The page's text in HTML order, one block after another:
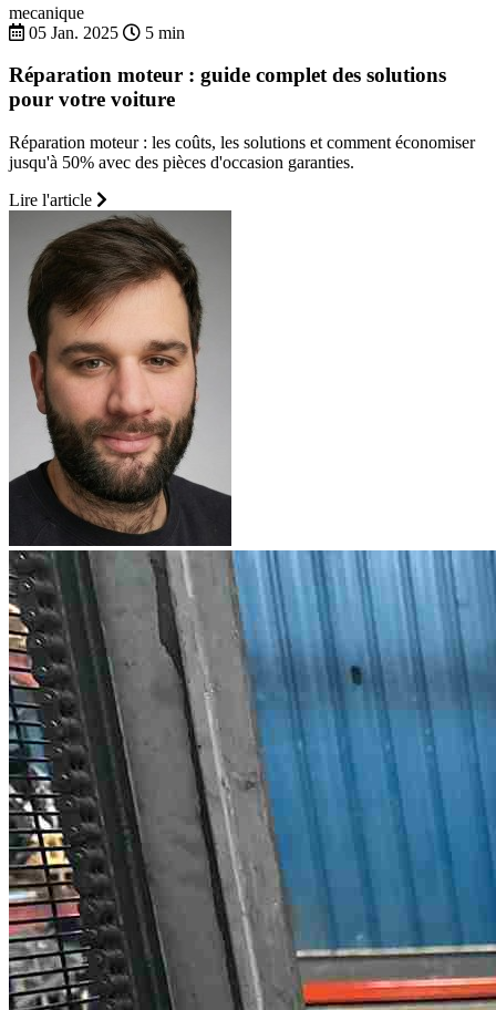
mecanique
05 Jan. 2025
5 min
Réparation moteur : guide complet des solutions
pour votre voiture
Réparation moteur : les coûts, les solutions et comment économiser
jusqu'à 50% avec des pièces d'occasion garanties.
Lire l'article